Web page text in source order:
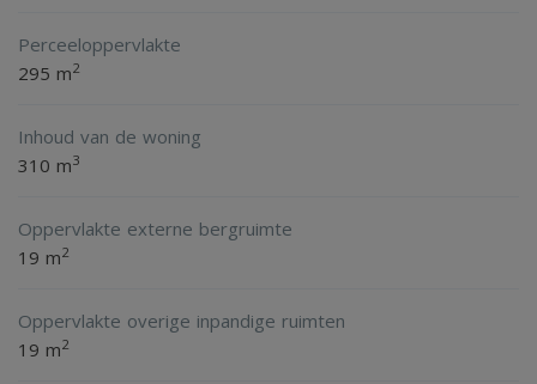
Perceeloppervlakte
295 m2
Inhoud van de woning
310 m3
Oppervlakte externe bergruimte
19 m2
Oppervlakte overige inpandige ruimten
19 m2